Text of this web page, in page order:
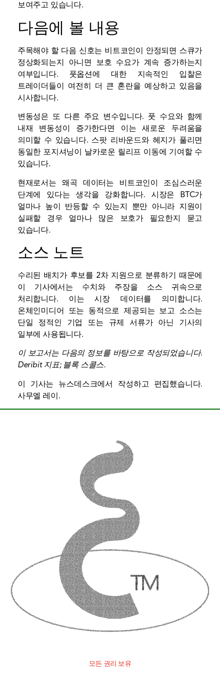
보여주고 있습니다.
다음에 볼 내용
주목해야 할 다음 신호는 비트코인이 안정되면 스큐가
정상화되는지 아니면 보호 수요가 계속 증가하는지
여부입니다. 풋옵션에 대한 지속적인 입찰은
트레이더들이 여전히 더 큰 혼란을 예상하고 있음을
시사합니다.
변동성은 또 다른 주요 변수입니다. 풋 수요와 함께
내재 변동성이 증가한다면 이는 새로운 두려움을
의미할 수 있습니다. 스팟 리바운드와 헤지가 풀리면
동일한 포지셔닝이 날카로운 릴리프 이동에 기여할 수
있습니다.
현재로서는 왜곡 데이터는 비트코인이 조심스러운
단계에 있다는 생각을 강화합니다. 시장은 BTC가
얼마나 높이 반등할 수 있는지 뿐만 아니라 지원이
실패할 경우 얼마나 많은 보호가 필요한지 묻고
있습니다.
소스 노트
수리된 배치가 후보를 2차 지원으로 분류하기 때문에
이 기사에서는 수치와 주장을 소스 귀속으로
처리합니다. 이는 시장 데이터를 의미합니다.
온체인미디어 또는 동적으로 제공되는 보고 소스는
단일 정적인 기업 또는 규제 서류가 아닌 기사의
일부에 사용됩니다.
이 보고서는 다음의 정보를 바탕으로 작성되었습니다.
Deribit 지표; 블록 스콜스.
이 기사는 뉴스데스크에서 작성하고 편집했습니다.
사무엘 레이.
모든 권리 보유